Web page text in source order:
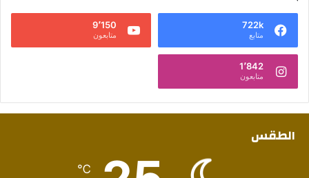
722k
متابع
9٬150
متابعون
1٬842
متابعون
الطقس
℃